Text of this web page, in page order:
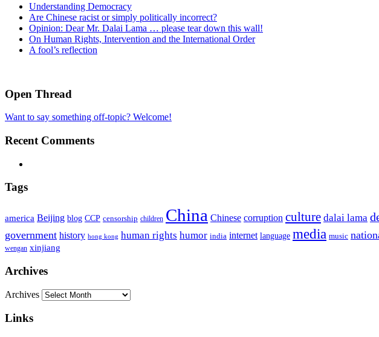
Understanding Democracy
Are Chinese racist or simply politically incorrect?
Opinion: Dear Mr. Dalai Lama … please tear down this wall!
On Human Rights, Intervention and the International Order
A fool’s reflection
Open Thread
Want to say something off-topic? Welcome!
Recent Comments
Tags
america Beijing blog CCP censorship children China Chinese corruption culture dalai lama
government history hong kong human rights humor india internet language media music
wengan xinjiang
Archives
Archives
Links